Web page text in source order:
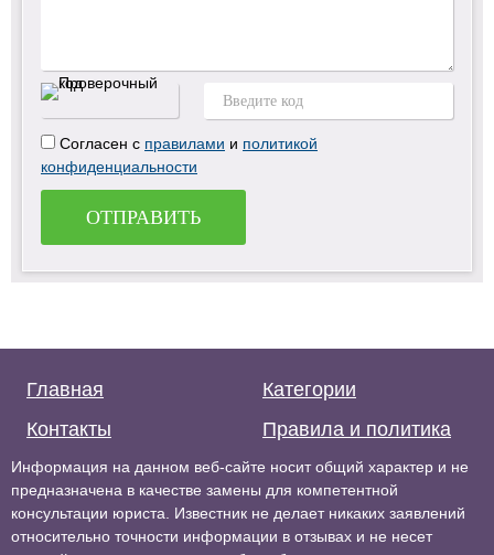
Согласен с правилами и политикой
конфиденциальности
ОТПРАВИТЬ
Главная
Категории
Контакты
Правила и политика
Информация на данном веб-сайте носит общий характер и не
предназначена в качестве замены для компетентной
консультации юриста. Известник не делает никаких заявлений
относительно точности информации в отзывах и не несет